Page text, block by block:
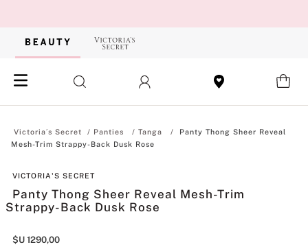
Panties Tanga
Panty Thong Sheer Reveal
Mesh-Trim Strappy-Back Dusk Rose
VICTORIA'S SECRET
Panty Thong Sheer Reveal Mesh-Trim
Strappy-Back Dusk Rose
$U 1290,00